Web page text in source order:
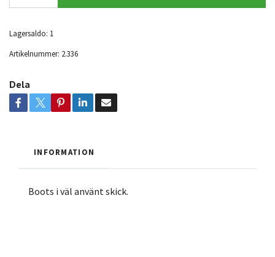
Lagersaldo: 1
Artikelnummer: 2.336
Dela
INFORMATION
Boots i väl använt skick.